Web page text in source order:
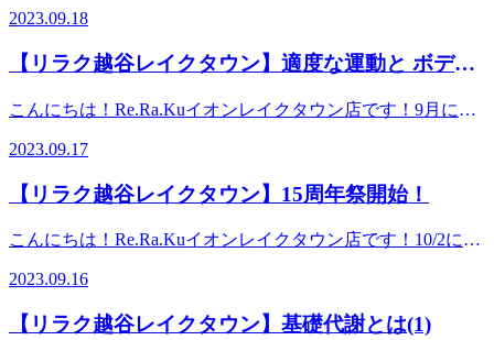
967-5051JR武蔵野線 越谷レイクタウン駅より徒歩約10分マ
験ください★
しよう＾＾━━━━━━━━━━━━━━━━━━……‥・
☆★☆新しい健康を考えるRe.Ra.Ku イオンレイクタウン店
営業時間10：00～21：00（最終受付20：20） 〒343-0828
埼玉県越谷市レイクタウン3-1-1イオンレイクタウン
mori2FTEL 048-967-5051JR武蔵野線 越谷レイクタウン駅より
徒歩約10分マッサージより気持ちいい！？リラクのボディケ
本人は間違えなく感じている症状決して、どちらが良い悪い
いう良さ、東洋医学は長期だが、体に負担がかかりにくいと
お客様から伺う「疲れやすい/だるい/冷える」といった体の
ゃないけど体調不良予備軍と考えていただき、本来であれば
放置したり我慢しない方がいい状態のものは早めに手を打っ
ておきたいところですね。“病気になってから治す”ではな
く“病気になる前に予防する”のように、ボディケアにおいて
も、“体が痛くなってからほぐす”ではなく“溜め込んで痛く
ならないように定期的にメンテナンス”このようにお身体と
生活を送れるのではないかな？と思います。※リラクではマ
にかけては【おなかケア】というオプションがオススメで
い関連性がありますので、腰がおつらい方にも適した施術で
す。夏の食べ物で胃腸に負担をかけてしまっている方も通常
のボディケアと組合せてぜひ受けてみて下さい。現在、イオ
【150分カスタムコース】を実施中。お時間の中で、お身体
ースです。もちろん、おなかケアもお選びいただけます※リ
合わせた様々な健康に対するアドバイスの提案をしておりま
━━━━━━━━━━━━━━━━━━……‥・☆★☆新し
い健康を考えるRe.Ra.Ku イオンレイクタウン店営業時間
10：00～21：00（最終受付20：20） 〒343-0828埼玉県越
人も多いと思いますがたまには連絡をとってみたり会いに行
ってみたりしてみてはいかがでしょうか？おじいちゃん、お
ばあちゃんたちを労わるのとあわせて自分自身のお身体も労
ますのでお早めに店舗まで足を運んでみてください！※リラ
クではマッサージのようなほぐしだけではなく、お客様に合
す。一緒にこれからの未来を健康に過ごしましよう＾＾
━━━━━━━━━━━━━━━━━━……‥・☆★☆新し
い健康を考えるRe.Ra.Ku イオンレイクタウン店営業時間
谷市レイクタウン3-1-1イオンレイクタウンmori2FTEL 048-
ッサージより気持ちいい！？リラクのボディケアをぜひご体
2023.09.18
【リラク越谷レイクタウン】適度な運動と ボディ
こんにちは！Re.Ra.Kuイオンレイクタウン店です！9月にな
なかった気がするくらい外を歩くだけで汗ばんでしまいま
す。とは言え、少しずつですが冬が近づいて来ていて年末に
かけて、何かするための種まきは正に今、やっておかないと
身体をしっかりケアして免疫力を高め病気を予防し身体がい
つでも動かせるように、適度な運動とボディメンテナンスが
ースという新メニューをお披露目して丁度半年となりますが
2023.09.17
【リラク越谷レイクタウン】15周年祭開始！
こんにちは！Re.Ra.Kuイオンレイクタウン店です！10/2に開
周年祭がスタートしています！お得な情報が盛りだくさんで
ワクワクしますね♪♪そこで、当店もお得すぎる限定コースを
ご用意しました。本日はこちらのご案内をさせていただきま
2023.09.16
【リラク越谷レイクタウン】基礎代謝とは(1)